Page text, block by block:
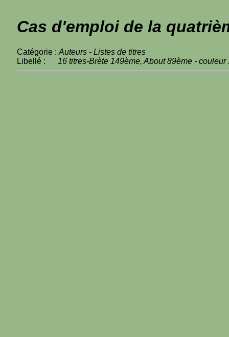
Cas d'emploi de la
Catégorie : Auteurs - Listes de titres
Libellé : 16 titres-Brète 149ème, About 89ème - couleur